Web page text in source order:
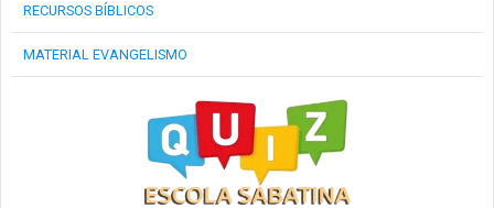
RECURSOS BÍBLICOS
MATERIAL EVANGELISMO